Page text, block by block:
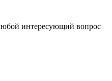
интересующий вопрос